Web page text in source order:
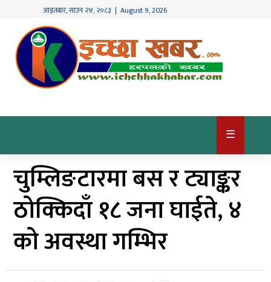
आइतबार,साउन २४, २०८३ | August 9, 2026
गृहपृष्ठ
देश
/
विश्व
खबर
अर्थ
खेलकुद
शिक्षा/
☰
चुम्लिङटारमा बस र ट्याङ्कर
ठोक्किदाँ १८ जना घाईते, ४
को अवस्था गम्भिर